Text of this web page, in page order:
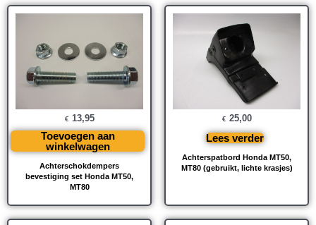
Achterschokdempers
bevestiging set Honda MT50,
MT80
€ 13,95
Toevoegen aan
winkelwagen
Achterspatbord Honda MT50,
MT80 (gebruikt, lichte krasjes)
€ 25,00
Lees verder